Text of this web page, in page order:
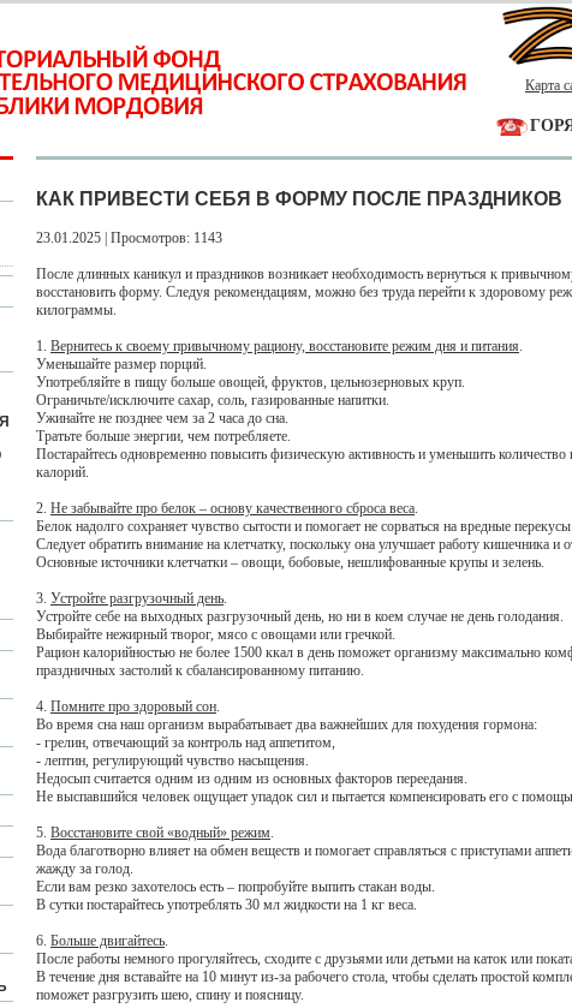
Карта
КАК ПРИВЕСТИ СЕБЯ В ФОРМУ ПОСЛЕ ПРАЗДНИКОВ
23.01.2025 | Просмотров: 1143
После длинных каникул и праздников возникает необходимость вернуться к
восстановить форму. Следуя рекомендациям, можно без труда перейти к здоровому
килограммы.
1. Вернитесь к своему привычному рациону, восстановите режим дня и питания.
Уменьшайте размер порций.
Употребляйте в пищу больше овощей, фруктов, цельнозерновых круп.
Ограничьте/исключите сахар, соль, газированные напитки.
Ужинайте не позднее чем за 2 часа до сна.
Тратьте больше энергии, чем потребляете.
Постарайтесь одновременно повысить физическую активность и уменьшить
калорий.
2. Не забывайте про белок – основу качественного сброса веса.
Белок надолго сохраняет чувство сытости и помогает не сорваться на вредные перекусы.
Следует обратить внимание на клетчатку, поскольку она улучшает работу кишечника и
Основные источники клетчатки – овощи, бобовые, нешлифованные крупы и зелень.
3. Устройте разгрузочный день.
Устройте себе на выходных разгрузочный день, но ни в коем случае не день голодания.
Выбирайте нежирный творог, мясо с овощами или гречкой.
Рацион калорийностью не более 1500 ккал в день поможет организму максимально
праздничных застолий к сбалансированному питанию.
4. Помните про здоровый сон.
Во время сна наш организм вырабатывает два важнейших для похудения гормона:
- грелин, отвечающий за контроль над аппетитом,
- лептин, регулирующий чувство насыщения.
Недосып считается одним из одним из основных факторов переедания.
Не выспавшийся человек ощущает упадок сил и пытается компенсировать его с
5. Восстановите свой «водный» режим.
Вода благотворно влияет на обмен веществ и помогает справляться с приступами
жажду за голод.
Если вам резко захотелось есть – попробуйте выпить стакан воды.
В сутки постарайтесь употреблять 30 мл жидкости на 1 кг веса.
6. Больше двигайтесь.
После работы немного прогуляйтесь, сходите с друзьями или детьми на каток или
В течение дня вставайте на 10 минут из-за рабочего стола, чтобы сделать простой
поможет разгрузить шею, спину и поясницу.